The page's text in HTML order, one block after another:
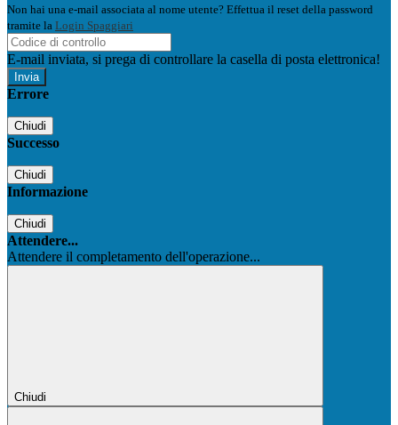
Non hai una e-mail associata al nome utente? Effettua il reset della password
tramite la Login Spaggiari
E-mail inviata, si prega di controllare la casella di posta elettronica!
Errore
Chiudi
Successo
Chiudi
Informazione
Chiudi
Attendere...
Attendere il completamento dell'operazione...
Chiudi